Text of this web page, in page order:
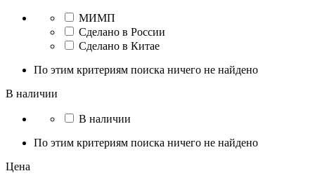
МИМП
Сделано в России
Сделано в Китае
По этим критериям поиска ничего не найдено
В наличии
В наличии
По этим критериям поиска ничего не найдено
Цена